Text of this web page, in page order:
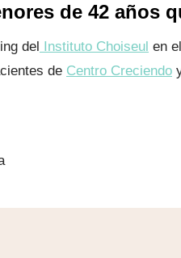
de 42 años
del Instituto Choiseul en
de Centro Creciendo